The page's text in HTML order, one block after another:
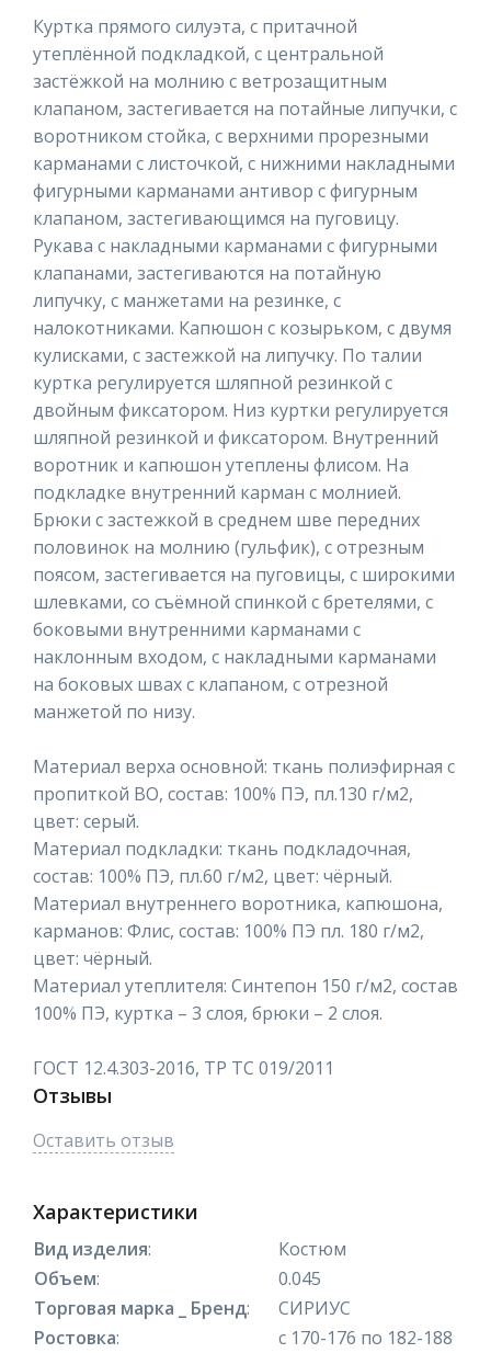
Куртка прямого силуэта, с притачной
утеплённой подкладкой, с центральной
застёжкой на молнию с ветрозащитным
клапаном, застегивается на потайные липучки, с
воротником стойка, с верхними прорезными
карманами с листочкой, с нижними накладными
фигурными карманами антивор с фигурным
клапаном, застегивающимся на пуговицу.
Рукава с накладными карманами с фигурными
клапанами, застегиваются на потайную
липучку, с манжетами на резинке, с
налокотниками. Капюшон с козырьком, с двумя
кулисками, с застежкой на липучку. По талии
куртка регулируется шляпной резинкой с
двойным фиксатором. Низ куртки регулируется
шляпной резинкой и фиксатором. Внутренний
воротник и капюшон утеплены флисом. На
подкладке внутренний карман с молнией.
Брюки с застежкой в среднем шве передних
половинок на молнию (гульфик), с отрезным
поясом, застегивается на пуговицы, с широкими
шлевками, со съёмной спинкой с бретелями, с
боковыми внутренними карманами с
наклонным входом, с накладными карманами
на боковых швах с клапаном, с отрезной
манжетой по низу.
Материал верха основной: ткань полиэфирная с
пропиткой ВО, состав: 100% ПЭ, пл.130 г/м2,
цвет: серый.
Материал подкладки: ткань подкладочная,
состав: 100% ПЭ, пл.60 г/м2, цвет: чёрный.
Материал внутреннего воротника, капюшона,
карманов: Флис, состав: 100% ПЭ пл. 180 г/м2,
цвет: чёрный.
Материал утеплителя: Синтепон 150 г/м2, состав
100% ПЭ, куртка – 3 слоя, брюки – 2 слоя.
ГОСТ 12.4.303-2016, ТР ТС 019/2011
Отзывы
Оставить отзыв
Характеристики
Вид изделия:
Костюм
Объем:
0.045
Торговая марка _ Бренд:
СИРИУС
Ростовка:
с 170-176 по 182-188